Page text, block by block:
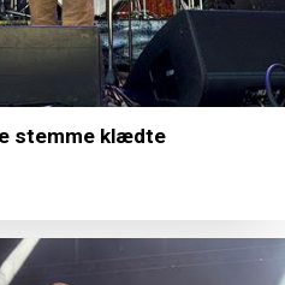
stemme klædte